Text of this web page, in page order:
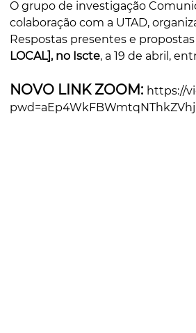
O grupo de investigação
colaboração com a UTAD,
Respostas presentes e
LOCAL], no Iscte, a 19 de abril,
NOVO LINK ZOOM: https://